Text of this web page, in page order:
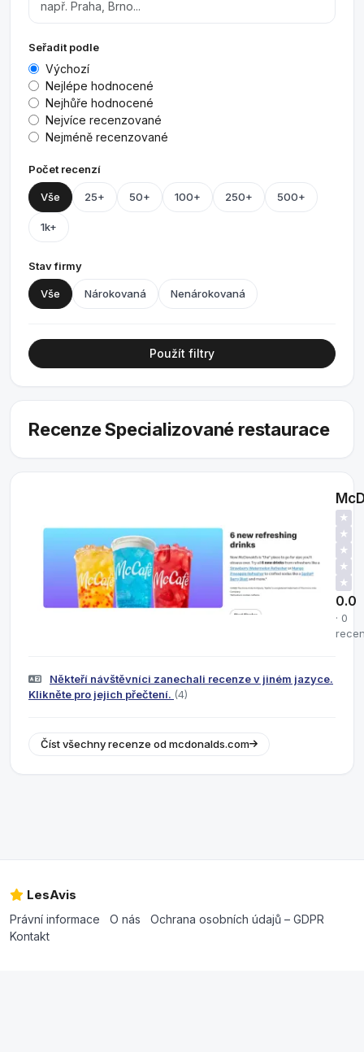
Seřadit podle
Výchozí
Nejlépe hodnocené
Nejhůře hodnocené
Nejvíce recenzované
Nejméně recenzované
Počet recenzí
Vše 25+ 50+ 100+ 250+ 500+
1k+
Stav firmy
Vše Nárokovaná Nenárokovaná
Použít filtry
Recenze Specializované restaurace
★
★
★
★
★
0.0
· 0
Někteří návštěvníci zanechali recenze v jiném jazyce.
Klikněte pro jejich přečtení. (4)
Číst všechny recenze od mcdonalds.com
LesAvis
Právní informace O nás
Ochrana osobních údajů – GDPR
Kontakt